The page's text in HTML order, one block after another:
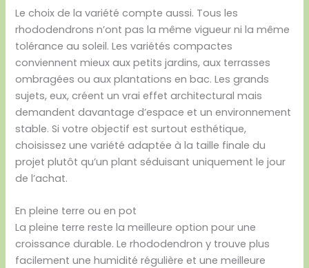
Le choix de la variété compte aussi. Tous les
rhododendrons n’ont pas la même vigueur ni la même
tolérance au soleil. Les variétés compactes
conviennent mieux aux petits jardins, aux terrasses
ombragées ou aux plantations en bac. Les grands
sujets, eux, créent un vrai effet architectural mais
demandent davantage d’espace et un environnement
stable. Si votre objectif est surtout esthétique,
choisissez une variété adaptée à la taille finale du
projet plutôt qu’un plant séduisant uniquement le jour
de l’achat.
En pleine terre ou en pot
La pleine terre reste la meilleure option pour une
croissance durable. Le rhododendron y trouve plus
facilement une humidité régulière et une meilleure